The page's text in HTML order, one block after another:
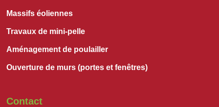
Massifs éoliennes
Travaux de mini-pelle
Aménagement de poulailler
Ouverture de murs (portes et fenêtres)
Contact